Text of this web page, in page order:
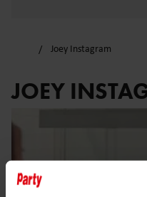
Joey Instagram
JOEY